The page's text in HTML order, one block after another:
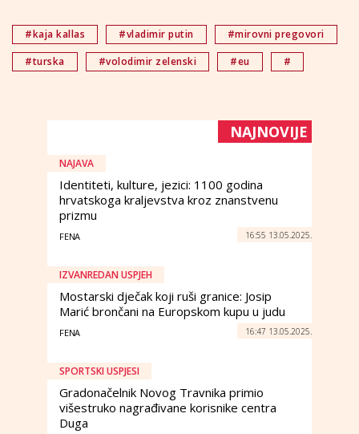
#kaja kallas #vladimir putin
#mirovni pregovori
#turska
#volodimir zelenski #eu #
NAJNOVIJE
NAJAVA
Identiteti, kulture, jezici: 1100 godina
hrvatskoga kraljevstva kroz znanstvenu
prizmu
FENA 16:55 13.05.2025.
IZVANREDAN USPJEH
Mostarski dječak koji ruši granice: Josip
Marić brončani na Europskom kupu u judu
FENA 16:47 13.05.2025.
SPORTSKI USPJESI
Gradonačelnik Novog Travnika primio
višestruko nagrađivane korisnike centra
Duga